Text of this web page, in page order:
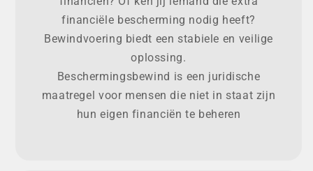
financiële bescherming nodig heeft?
Bewindvoering biedt een stabiele en veilige
oplossing.
Beschermingsbewind is een juridische
maatregel voor mensen die niet in staat zijn
hun eigen financiën te beheren